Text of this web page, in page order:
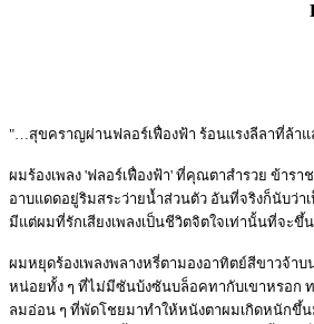
"…สุขคราญผ่านฟลอร์เฟื่องฟ้า ร้อนแรงลีลาที่ล้าแ
ผมร้องเพลง 'ฟลอร์เฟื่องฟ้า' ที่คุณตาสำรวย ข้าร
อาบแดดอยู่ริมสระว่ายน้ำส่วนตัว อันที่จริงก็นับว่
มีแต่ผมที่รักเสียงเพลงเป็นชีวิตจิตใจเท่านั้นที่จะ
ผมหยุดร้องเพลงพลางหรี่ตามองอาทิตย์สีขาวจ้า
หน่อยทั้ง ๆ ที่ไม่มีซันบ้งซันบล็อคทากับเขาหรอก
ลมอ่อน ๆ ที่พัดโชยมาทำให้หนังตาผมเกิดหนักขึ้